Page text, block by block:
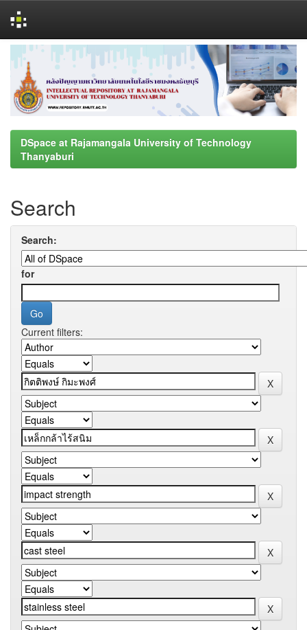
navigation
DSpace at Rajamangala University of Technology
Thanyaburi
Search
Search:
for
Current filters: